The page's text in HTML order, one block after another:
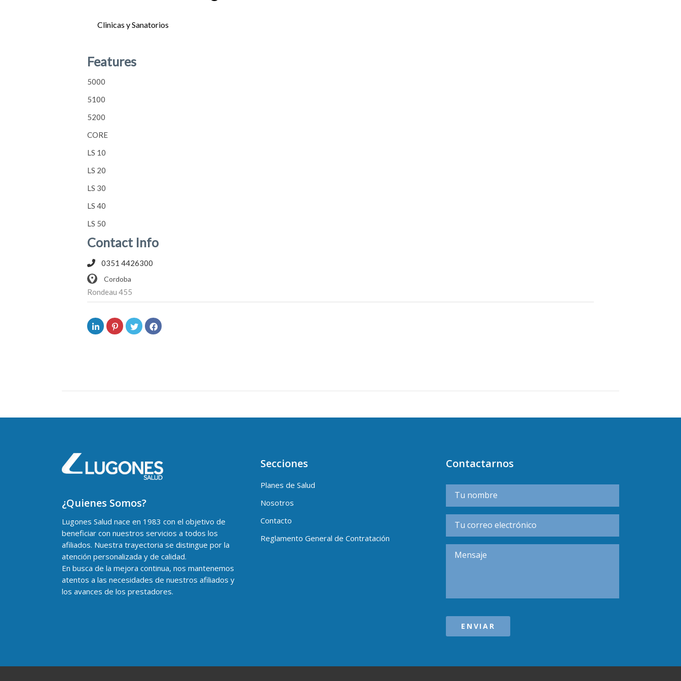
Clinicas y Sanatorios
Features
5000
5100
5200
CORE
LS 10
LS 20
LS 30
LS 40
LS 50
Contact Info
0351 4426300
Cordoba
Rondeau 455
¿Quienes Somos?
Lugones Salud nace en 1983 con el objetivo de
beneficiar con nuestros servicios a todos los
afiliados. Nuestra trayectoria se distingue por la
atención personalizada y de calidad.
En busca de la mejora continua, nos mantenemos
atentos a las necesidades de nuestros afiliados y
los avances de los prestadores.
Secciones
Planes de Salud
Nosotros
Contacto
Reglamento General de Contratación
Contactarnos